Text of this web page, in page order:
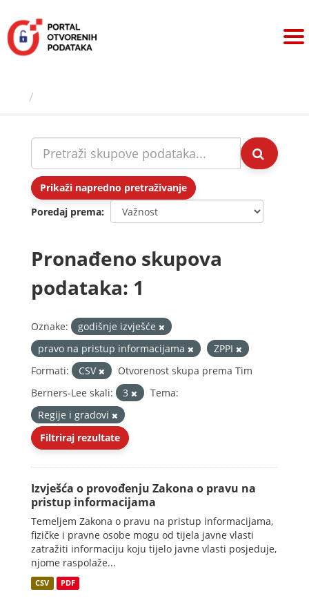
sadržaj
Prikaži napredno pretraživanje
Poredaj prema
Pronađeno skupova
podataka: 1
Oznake:
godišnje izvješće
pravo na pristup informacijama
ZPPI
Formati:
CSV
Otvorenost skupa prema Tim
Berners-Lee skali:
3
Tema:
Regije i gradovi
Filtriraj rezultate
Izvješća o provođenju Zakona o pravu na
pristup informacijama
Temeljem Zakona o pravu na pristup informacijama,
fizičke i pravne osobe mogu od tijela javne vlasti
zatražiti informaciju koju tijelo javne vlasti posjeduje,
njome raspolaže...
CSV PDF